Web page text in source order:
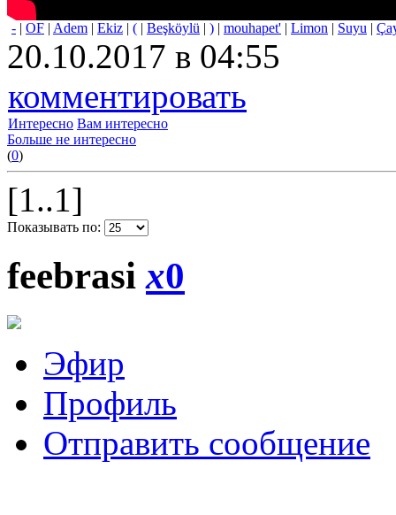
- | OF | Adem | Ekiz | ( | Beşköylü | ) | mouhapet' | Limon | Suyu |
20.10.2017 в 04:55
комментировать
Интересно Вам интересно
Больше не интересно
(0)
[1..1]
Показывать по:
feebrasix0
Эфир
Профиль
Отправить сообщение